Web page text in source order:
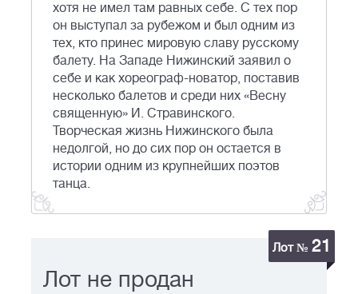
хотя не имел там равных себе. С тех пор
он выступал за рубежом и был одним из
тех, кто принес мировую славу русскому
балету. На Западе Нижинский заявил о
себе и как хореограф-новатор, поставив
несколько балетов и среди них «Весну
священную» И. Стравинского.
Творческая жизнь Нижинского была
недолгой, но до сих пор он остается в
истории одним из крупнейших поэтов
танца.
Лот № 21
Лот не продан